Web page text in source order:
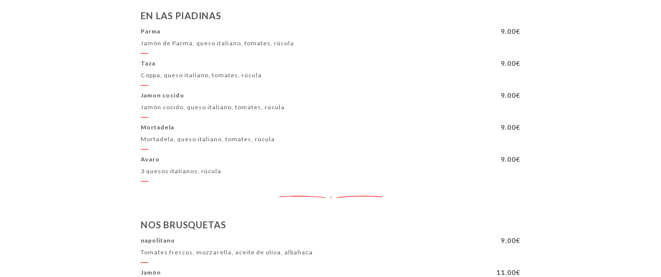
EN LAS PIADINAS
Parma 9.00€
Jamón de Parma, queso italiano, tomates, rúcula
Taza 9.00€
Coppa, queso italiano, tomates, rúcula
Jamon cocido 9.00€
Jamón cocido, queso italiano, tomates, rúcula
Mortadela 9.00€
Mortadela, queso italiano, tomates, rúcula
Avaro 9.00€
3 quesos italianos, rúcula
NOS BRUSQUETAS
napolitano 9.00€
Tomates frescos, mozzarella, aceite de oliva, albahaca
Jamón 11.00€